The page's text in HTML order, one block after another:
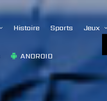
Histoire Sports Jeux
ANDROID